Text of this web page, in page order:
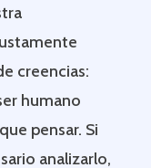
creencias:
humano
pensar. Si
analizarlo,